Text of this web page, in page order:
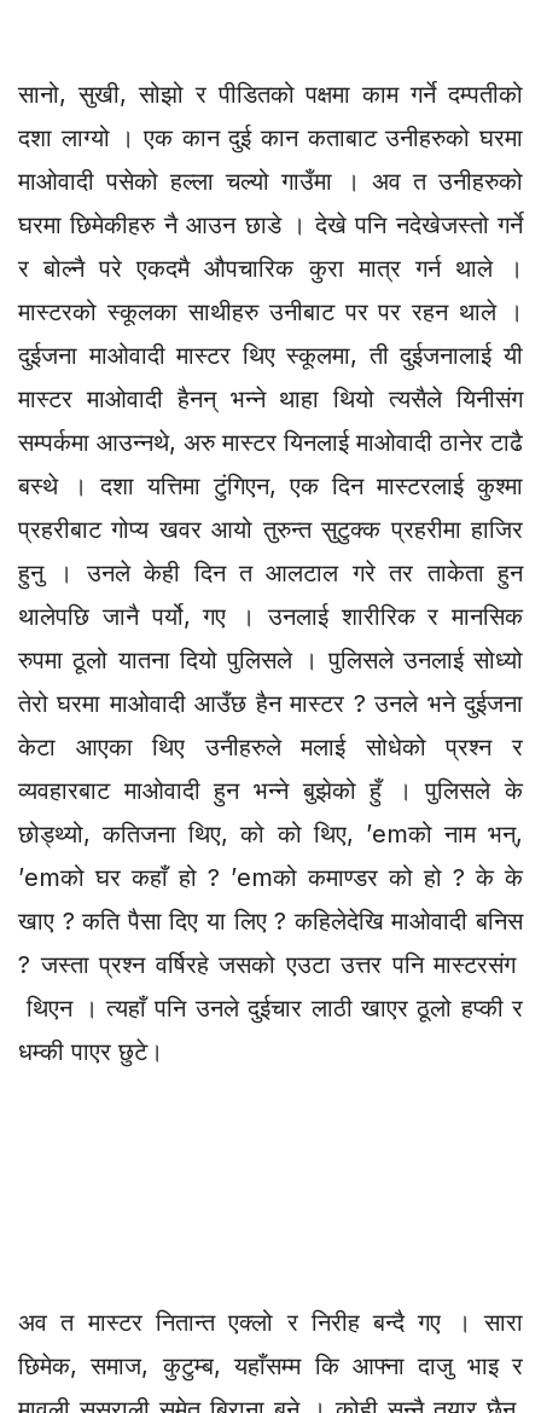
सानो, सुखी, सोझो र पीडितको पक्षमा काम गर्ने दम्पतीको
दशा लाग्यो । एक कान दुई कान कताबाट उनीहरुको घरमा
माओवादी पसेको हल्ला चल्यो गाउँमा । अव त उनीहरुको
घरमा छिमेकीहरु नै आउन छाडे । देखे पनि नदेखेजस्तो गर्ने
र बोल्नै परे एकदमै औपचारिक कुरा मात्र गर्न थाले ।
मास्टरको स्कूलका साथीहरु उनीबाट पर पर रहन थाले ।
दुईजना माओवादी मास्टर थिए स्कूलमा, ती दुईजनालाई यी
मास्टर माओवादी हैनन् भन्ने थाहा थियो त्यसैले यिनीसंग
सम्पर्कमा आउन्नथे, अरु मास्टर यिनलाई माओवादी ठानेर टाढै
बस्थे । दशा यत्तिमा टुंगिएन, एक दिन मास्टरलाई कुश्मा
प्रहरीबाट गोप्य खवर आयो तुरुन्त सुटुक्क प्रहरीमा हाजिर
हुनु । उनले केही दिन त आलटाल गरे तर ताकेता हुन
थालेपछि जानै पर्यो, गए । उनलाई शारीरिक र मानसिक
रुपमा ठूलो यातना दियो पुलिसले । पुलिसले उनलाई सोध्यो
तेरो घरमा माओवादी आउँछ हैन मास्टर ? उनले भने दुईजना
केटा आएका थिए उनीहरुले मलाई सोधेको प्रश्न र
व्यवहारबाट माओवादी हुन भन्ने बुझेको हुँ । पुलिसले के
छोड्थ्यो, कतिजना थिए, को को थिए, ’emको नाम भन्,
’emको घर कहाँ हो ? ’emको कमाण्डर को हो ? के के
खाए ? कति पैसा दिए या लिए ? कहिलेदेखि माओवादी बनिस
? जस्ता प्रश्न वर्षिरहे जसको एउटा उत्तर पनि मास्टरसंग
थिएन । त्यहाँ पनि उनले दुईचार लाठी खाएर ठूलो हप्की र
धम्की पाएर छुटे।
अव त मास्टर नितान्त एक्लो र निरीह बन्दै गए । सारा
छिमेक, समाज, कुटुम्ब, यहाँसम्म कि आफ्ना दाजु भाइ र